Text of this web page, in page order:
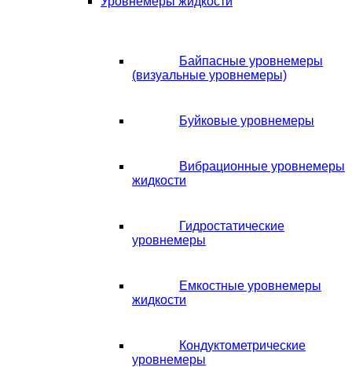
Байпасные уровнемеры
(визуальные уровнемеры)
Буйковые уровнемеры
Вибрационные уровнемеры
жидкости
Гидростатические
уровнемеры
Емкостные уровнемеры
жидкости
Кондуктометрические
уровнемеры